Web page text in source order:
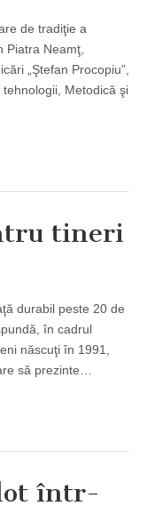
de tradiţie a
Piatra Neamţ,
„Ştefan Procopiu”,
Metodică şi
tineri
durabil peste 20 de
în cadrul
născuţi în 1991,
să prezinte…
într-